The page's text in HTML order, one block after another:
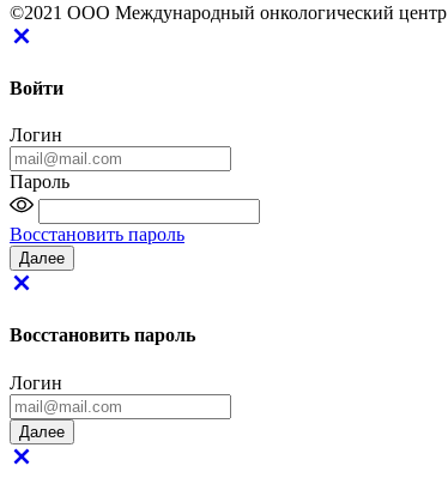
©2021 ООО Международный онкологический центр
Войти
Логин
Пароль
Восстановить пароль
Восстановить пароль
Логин